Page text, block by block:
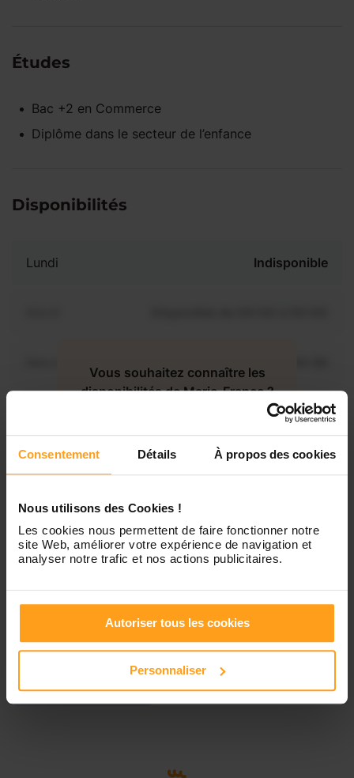
Consentement Détails À propos des cookies
Nous utilisons des Cookies !
Les cookies nous permettent de faire fonctionner notre
site Web, améliorer votre expérience de navigation et
analyser notre trafic et nos actions publicitaires.
Autoriser tous les cookies
Personnaliser
Études
Bac +2 en Commerce
Diplôme dans le secteur de l’enfance
Disponibilités
Lundi Indisponible
Disponible de 00:00 à 00:00
Vendredi Disponible de 00:00 à 00:00
Samedi Disponible de 00:00 à 00:00
Dimanche Disponible de 00:00 à 00:00
Vous souhaitez connaître les
disponibilités de Marie-France ?
Contactez-nous
Services proposés
Garde d’enfants